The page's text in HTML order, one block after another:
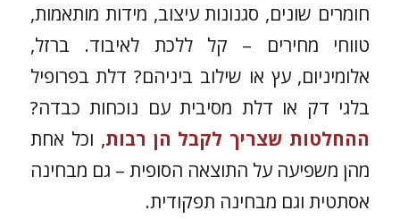
חומרים שונים, סגנונות עיצוב, מידות מותאמות,
טווחי מחירים – קל ללכת לאיבוד. ברזל,
אלומיניום, עץ או שילוב ביניהם? דלת בפרופיל
בלגי דק או דלת מסיבית עם נוכחות כבדה?
ההחלטות שצריך לקבל הן רבות, וכל אחת
מהן משפיעה על התוצאה הסופית – גם מבחינה
אסתטית וגם מבחינה תפקודית.